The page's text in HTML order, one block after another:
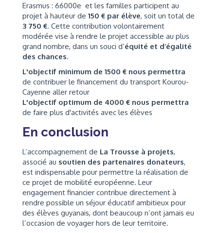
Erasmus : 66000e et les familles participent au
projet à hauteur de 150 € par élève, soit un total de
3 750 €. Cette contribution volontairement
modérée vise à rendre le projet accessible au plus
grand nombre, dans un souci d’équité et d’égalité
des chances.
L'objectif minimum de 1500 € nous permettra
de contribuer le financement du transport Kourou-
Cayenne aller retour
L'objectif optimum de 4000 € nous permettra
de faire plus d'activités avec les élèves
En conclusion
L’accompagnement de La Trousse à projets,
associé au soutien des partenaires donateurs,
est indispensable pour permettre la réalisation de
ce projet de mobilité européenne. Leur
engagement financier contribue directement à
rendre possible un séjour éducatif ambitieux pour
des élèves guyanais, dont beaucoup n’ont jamais eu
l’occasion de voyager hors de leur territoire.